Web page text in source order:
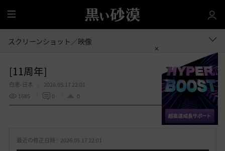
全
体
スクリーンショット／映像
[11周年]
白恵-日本
2026.05.17 22:01
1685
0 0
お 共有する
最近の修正日時 : 2026.05.17 22:01